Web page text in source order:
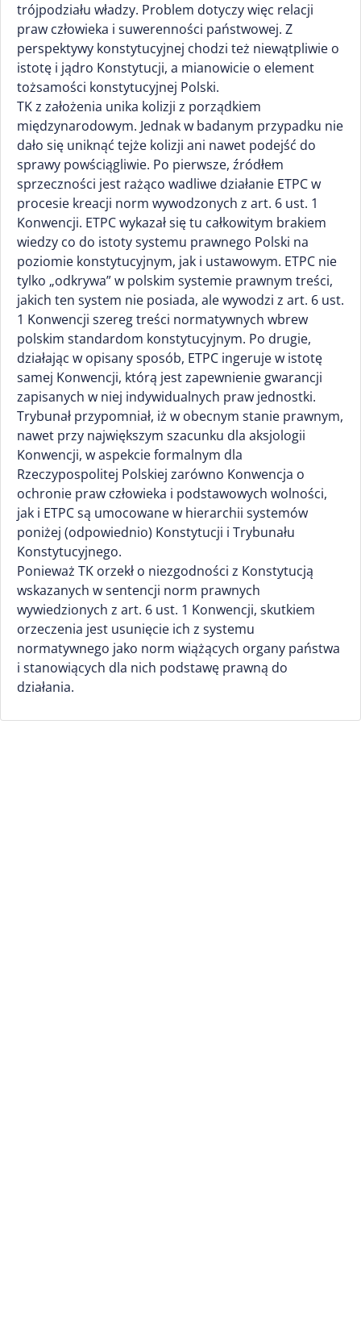
trójpodziału władzy. Problem dotyczy więc relacji
praw człowieka i suwerenności państwowej. Z
perspektywy konstytucyjnej chodzi też niewątpliwie o
istotę i jądro Konstytucji, a mianowicie o element
tożsamości konstytucyjnej Polski.
TK z założenia unika kolizji z porządkiem
międzynarodowym. Jednak w badanym przypadku nie
dało się uniknąć tejże kolizji ani nawet podejść do
sprawy powściągliwie. Po pierwsze, źródłem
sprzeczności jest rażąco wadliwe działanie ETPC w
procesie kreacji norm wywodzonych z art. 6 ust. 1
Konwencji. ETPC wykazał się tu całkowitym brakiem
wiedzy co do istoty systemu prawnego Polski na
poziomie konstytucyjnym, jak i ustawowym. ETPC nie
tylko „odkrywa” w polskim systemie prawnym treści,
jakich ten system nie posiada, ale wywodzi z art. 6 ust.
1 Konwencji szereg treści normatywnych wbrew
polskim standardom konstytucyjnym. Po drugie,
działając w opisany sposób, ETPC ingeruje w istotę
samej Konwencji, którą jest zapewnienie gwarancji
zapisanych w niej indywidualnych praw jednostki.
Trybunał przypomniał, iż w obecnym stanie prawnym,
nawet przy największym szacunku dla aksjologii
Konwencji, w aspekcie formalnym dla
Rzeczypospolitej Polskiej zarówno Konwencja o
ochronie praw człowieka i podstawowych wolności,
jak i ETPC są umocowane w hierarchii systemów
poniżej (odpowiednio) Konstytucji i Trybunału
Konstytucyjnego.
Ponieważ TK orzekł o niezgodności z Konstytucją
wskazanych w sentencji norm prawnych
wywiedzionych z art. 6 ust. 1 Konwencji, skutkiem
orzeczenia jest usunięcie ich z systemu
normatywnego jako norm wiążących organy państwa
i stanowiących dla nich podstawę prawną do
działania.